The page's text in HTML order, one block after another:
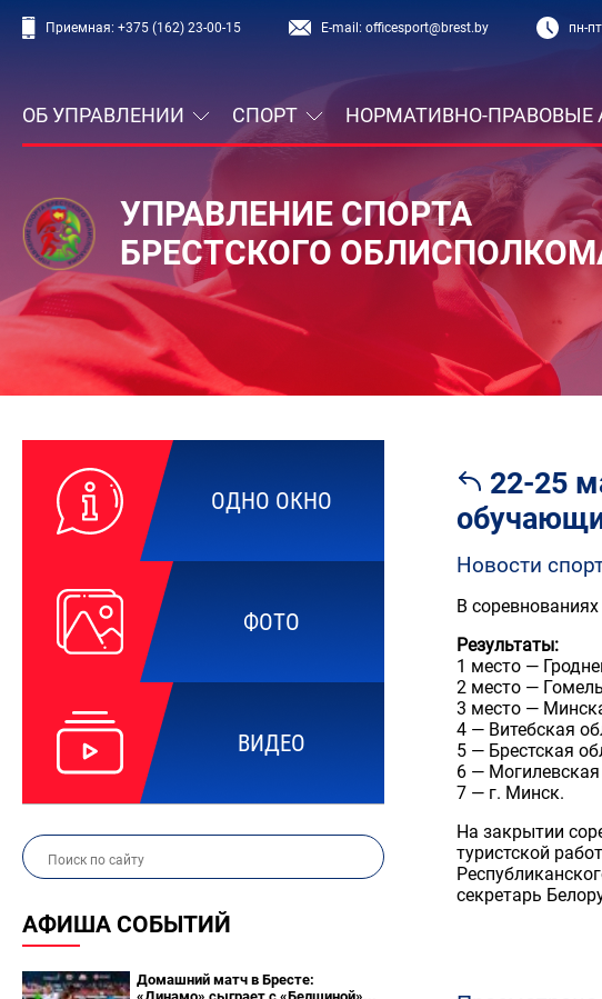
Приемная: +375 (162) 23-00-15 E-mail:officesport@brest.by пн-
ОБ УПРАВЛЕНИИ СПОРТ НОРМАТИВНО-ПРАВОВЫЕ
УПРАВЛЕНИЕ СПОРТА
БРЕСТСКОГО
ОДНО ОКНО
ФОТО
ВИДЕО
АФИША СОБЫТИЙ
Домашний матч в Бресте:
22-25
Новости
В
Результаты:
1 место —
2 место —
3 место —
4 — Витебская
5 — Брестская
6 — Могилевская
7 — г. Минск.
На закрытии
туристской
секретарь